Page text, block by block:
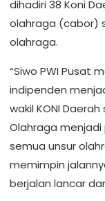
dihadiri 38 Koni
olahraga (cabor)
olahraga.
“Siwo PWI Pusat
indipenden
wakil KONI
Olahraga menjadi
semua unsur
memimpin
berjalan lancar